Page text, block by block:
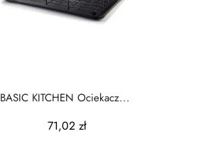
BASIC KITCHEN Ociekacz...
71,02 zł